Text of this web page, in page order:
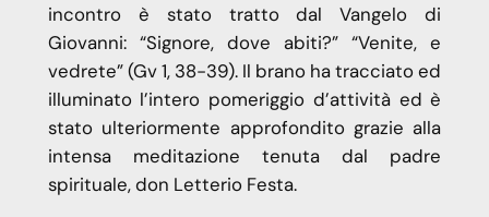
incontro è stato tratto dal Vangelo di
Giovanni: “Signore, dove abiti?” “Venite, e
vedrete” (Gv 1, 38-39). Il brano ha tracciato ed
illuminato l’intero pomeriggio d’attività ed è
stato ulteriormente approfondito grazie alla
intensa meditazione tenuta dal padre
spirituale, don Letterio Festa.